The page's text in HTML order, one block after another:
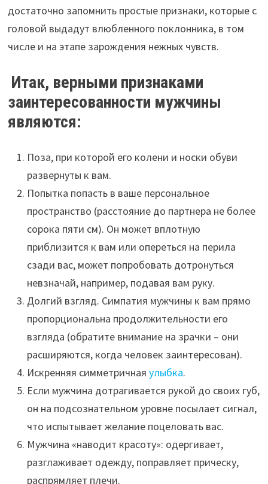
достаточно запомнить простые признаки, которые с
головой выдадут влюбленного поклонника, в том
числе и на этапе зарождения нежных чувств.
Итак, верными признаками
заинтересованности мужчины
являются:
Поза, при которой его колени и носки обуви
развернуты к вам.
Попытка попасть в ваше персональное
пространство (расстояние до партнера не более
сорока пяти см). Он может вплотную
приблизится к вам или опереться на перила
сзади вас, может попробовать дотронуться
невзначай, например, подавая вам руку.
Долгий взгляд. Симпатия мужчины к вам прямо
пропорциональна продолжительности его
взгляда (обратите внимание на зрачки – они
расширяются, когда человек заинтересован).
Искренняя симметричная улыбка.
Если мужчина дотрагивается рукой до своих губ,
он на подсознательном уровне посылает сигнал,
что испытывает желание поцеловать вас.
Мужчина «наводит красоту»: одергивает,
разглаживает одежду, поправляет прическу,
распрямляет плечи.